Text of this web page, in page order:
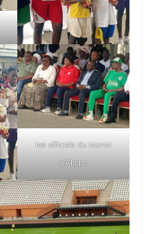
les officiels du tournoi
d'Abobo